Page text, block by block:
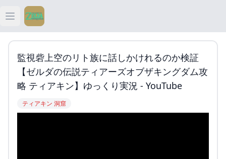
Open main menu
ティアキン
ティアキン 祠
ティアキン 武器
監視砦上空のリト族に話しかけれるのか検証
【ゼルダの伝説ティアーズオブザキングダム攻
略 ティアキン】ゆっくり実況 - YouTube
ティアキン 洞窟